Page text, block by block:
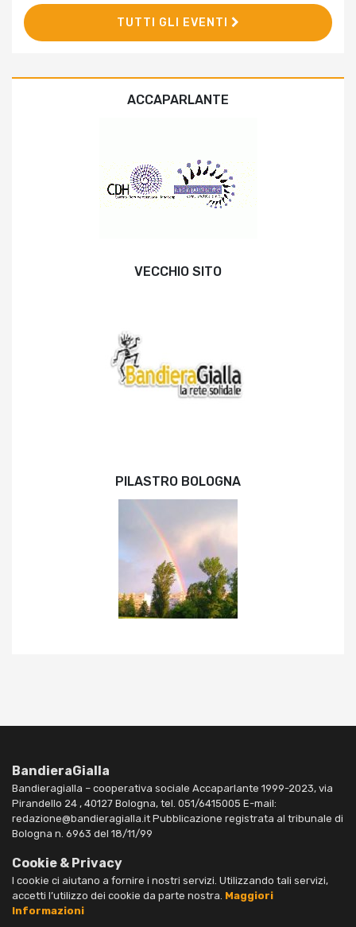
TUTTI GLI EVENTI
ACCAPARLANTE
VECCHIO SITO
PILASTRO BOLOGNA
BandieraGialla
Bandieragialla – cooperativa sociale Accaparlante 1999-2023, via
Pirandello 24 , 40127 Bologna, tel. 051/6415005 E-mail:
redazione@bandieragialla.it Pubblicazione registrata al tribunale di
Bologna n. 6963 del 18/11/99
Cookie & Privacy
I cookie ci aiutano a fornire i nostri servizi. Utilizzando tali servizi,
accetti l’utilizzo dei cookie da parte nostra. Maggiori
Informazioni